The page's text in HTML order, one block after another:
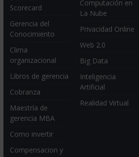
Scorecard
Gerencia del
Conocimiento
Clima
organizacional
Libros de gerencia
Cobranza
Maestría de
gerencia MBA
Como invertir
Compensacion y
Computación en
La Nube
Privacidad Online
Web 2.0
Big Data
Inteligencia
Artificial
Realidad Virtual